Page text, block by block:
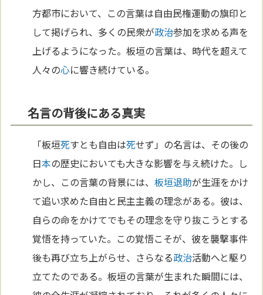
方都市において、この言葉は自由民権運動の旗印と
して掲げられ、多くの民衆が政治参加を求める声を
上げるようになった。板垣の言葉は、時代を超えて
人々の心に響き続けている。
名言の背後にある真実
「板垣死すとも自由は死せず」の名言は、その後の
日本の歴史においても大きな影響を与え続けた。し
かし、この言葉の背景には、板垣退助が生涯をかけ
て追い求めた自由と民主主義の理念がある。彼は、
自らの命をかけてでもその理念を守り抜こうとする
覚悟を持っていた。この覚悟こそが、彼を襲撃事件
後も再び立ち上がらせ、さらなる政治活動へと駆り
立てたのである。板垣の言葉が生まれた瞬間には、